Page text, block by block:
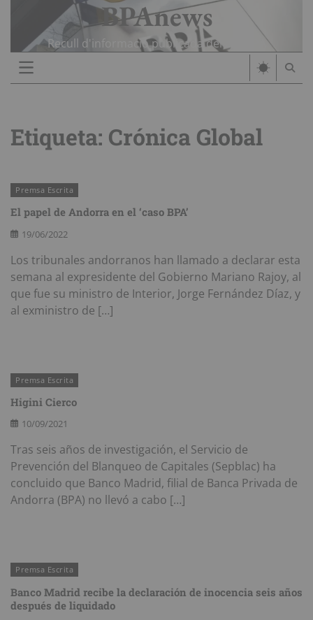
content
BPAnews
Recull d'informació publicada del cas BPA
Etiqueta: Crónica Global
Premsa Escrita
El papel de Andorra en el ‘caso BPA’
19/06/2022
Los tribunales andorranos han llamado a declarar esta
semana al expresidente del Gobierno Mariano Rajoy, al
que fue su ministro de Interior, Jorge Fernández Díaz, y
al exministro de […]
Premsa Escrita
Higini Cierco
10/09/2021
Tras seis años de investigación, el Servicio de
Prevención del Blanqueo de Capitales (Sepblac) ha
concluido que Banco Madrid, filial de Banca Privada de
Andorra (BPA) no llevó a cabo […]
Premsa Escrita
Banco Madrid recibe la declaración de inocencia seis años
después de liquidado